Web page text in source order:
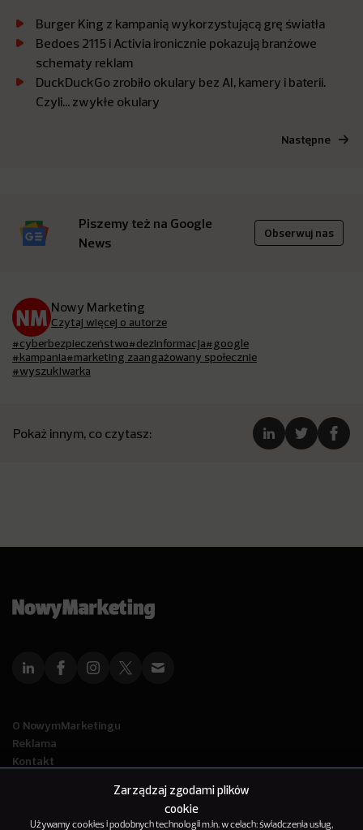
Zarządzaj zgodami plików
cookie
Używamy cookies i podobnych technologii m.in. w celach: świadczenia usług,
Burger King z kampanią wykorzystującą grę światła
Bedoes 2115 i Activia ironicznie pokazują branżowe
schematy reklam
DuckDuckGo zrobiło okulary bez AI, kamery i baterii.
Czyli… zwykłe okulary
Następne
Piszemy też na Google
News
Obserwuj nas
Nowy Marketing
Czytaj więcej o autorze
#cyberbezpieczeństwo#dezinformacja#google
#kampania#marketing zaangażowany społecznie
#wyszukiwarka
Pokaż innym, co czytasz:
O NowymMarketingu
Reklama
Kontakt